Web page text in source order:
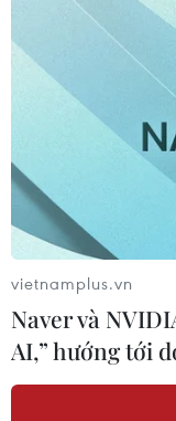
Nam tạo "cơn
thông khu vực
04/08/2026 02:45
Báo chí
sóng" vì tuyển
Indonesia thua
04/08/2026 02:32
'Hủy diệt'
Nam khẳng định
ASEAN Cup
vietnamplus.vn
Naver và
AI,” hướng tới